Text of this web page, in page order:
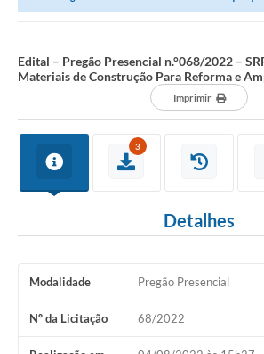
Edital – Pregão Presencial n.°068/2022 –
Materiais de Construção Para Reforma e
Imprimir
3
Detalhes
Modalidade Pregão Presencial
Nº da Licitação 68/2022